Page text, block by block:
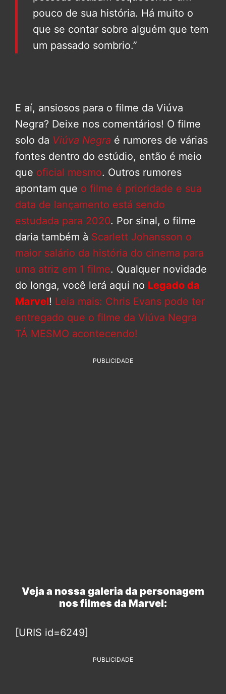
pouco de sua história. Há muito o
que se contar sobre alguém que tem
um passado sombrio.”
E aí, ansiosos para o filme da Viúva
Negra? Deixe nos comentários! O filme
solo da Viúva Negra é rumores de várias
fontes dentro do estúdio, então é meio
que oficial mesmo. Outros rumores
apontam que o filme é prioridade e sua
data de lançamento está sendo
estudada para 2020. Por sinal, o filme
daria também à Scarlett Johansson o
maior salário da história do cinema para
uma atriz em 1 filme. Qualquer novidade
do longa, você lerá aqui no Legado da
Marvel! Leia mais: Chris Evans pode ter
entregado que o filme da Viúva Negra
TÁ MESMO acontecendo!
PUBLICIDADE
Veja a nossa galeria da personagem
nos filmes da Marvel:
[URIS id=6249]
PUBLICIDADE